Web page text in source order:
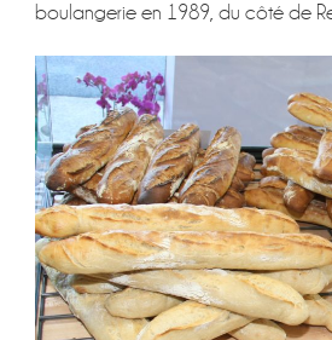
boulangerie en 1989, du côté de